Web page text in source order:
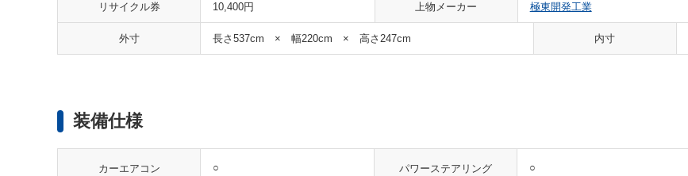
リサイクル券 10,400円 上物メーカー 極東開発工業
外寸 長さ537cm × 幅220cm × 高さ247cm 内寸
装備仕様
カーエアコン ○ パワーステアリング ○